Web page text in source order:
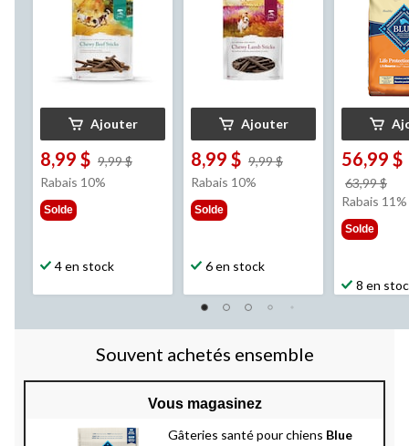
Ajouter
8,99 $ 9,99 $
Rabais 10%
Solde
4 en stock
Caledon Farms, 200
Ajouter
8,99 $ 9,99 $
Rabais 10%
Solde
6 en stock
brun, 10,1
56,99 $
63,99 $
Rabais 11%
Solde
8 en
Souvent achetés ensemble
Vous magasinez
Gâteries santé pour chiens Blue